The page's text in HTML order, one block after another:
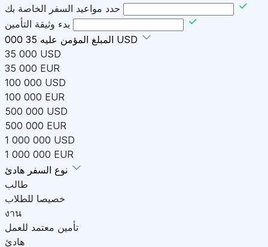
حدد مواعيد السفر الخاصة بك
بدء وثيقة التأمين
المبلغ المؤمن عليه 35 000 USD
35 000 USD
35 000 EUR
100 000 USD
100 000 EUR
500 000 USD
500 000 EUR
1 000 000 USD
1 000 000 EUR
نوع السفر
طالب
خصيصا للطلاب
งาน
تأمين معتمد للعمل
هادئ